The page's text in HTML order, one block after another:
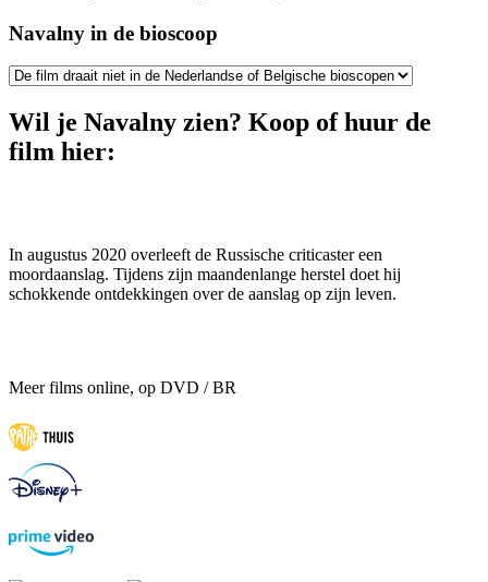
Navalny in de bioscoop
Wil je Navalny zien? Koop of huur de
film hier:
In augustus 2020 overleeft de Russische criticaster een
moordaanslag. Tijdens zijn maandenlange herstel doet hij
schokkende ontdekkingen over de aanslag op zijn leven.
Meer films online, op DVD / BR